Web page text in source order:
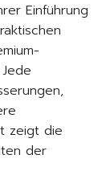
Einführung
zeigt die
der